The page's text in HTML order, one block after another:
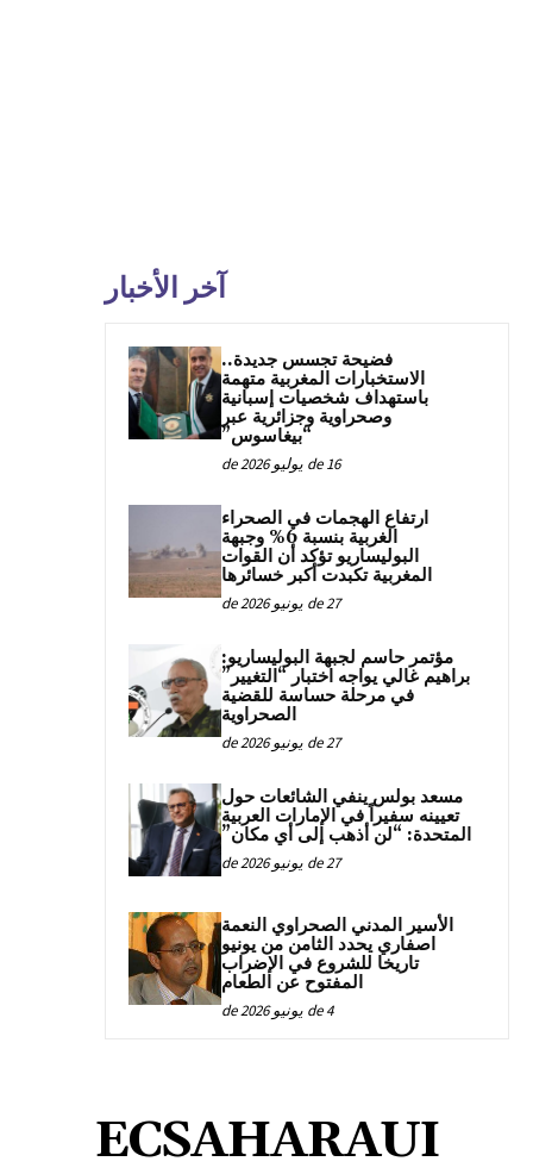
آخر الأخبار
فضيحة تجسس جديدة..
الاستخبارات المغربية متهمة
باستهداف شخصيات إسبانية
وصحراوية وجزائرية عبر
“بيغاسوس”
16 de يوليو de 2026
ارتفاع الهجمات في الصحراء
الغربية بنسبة 6% وجبهة
البوليساريو تؤكد أن القوات
المغربية تكبدت أكبر خسائرها
27 de يونيو de 2026
مؤتمر حاسم لجبهة البوليساريو:
براهيم غالي يواجه اختبار “التغيير”
في مرحلة حساسة للقضية
الصحراوية
27 de يونيو de 2026
مسعد بولس ينفي الشائعات حول
تعيينه سفيراً في الإمارات العربية
المتحدة: “لن أذهب إلى أي مكان”
27 de يونيو de 2026
الأسير المدني الصحراوي النعمة
اصفاري يحدد الثامن من يونيو
تاريخا للشروع في الإضراب
المفتوح عن الطعام
4 de يونيو de 2026
ECSAHARAUI